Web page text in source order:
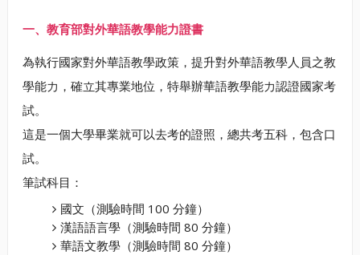
一、教育部對外華語教學能力證書
為執行國家對外華語教學政策，提升對外華語教學人員之教
學能力，確立其專業地位，特舉辦華語教學能力認證國家考
試。
這是一個大學畢業就可以去考的證照，總共考五科，包含口
試。
筆試科目：
國文（測驗時間 100 分鐘）
漢語語言學（測驗時間 80 分鐘）
華語文教學（測驗時間 80 分鐘）